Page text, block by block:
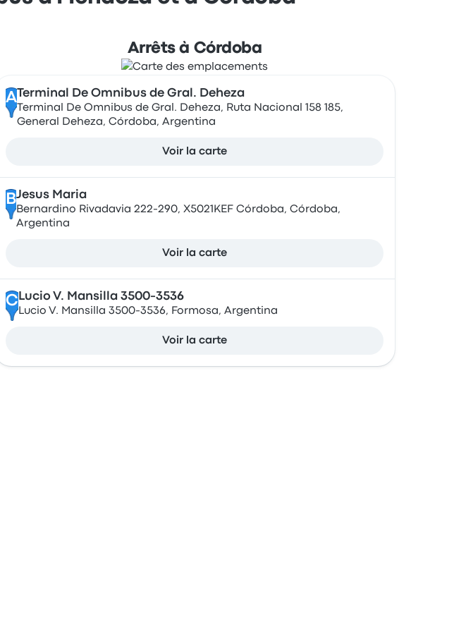
Arrêts à Córdoba
A Terminal De Omnibus de Gral. Deheza
Terminal De Omnibus de Gral. Deheza, Ruta Nacional 158 185,
General Deheza, Córdoba, Argentina
Voir la carte
BJesus Maria
Bernardino Rivadavia 222-290, X5021KEF Córdoba, Córdoba,
Argentina
Voir la carte
CLucio V. Mansilla 3500-3536
Lucio V. Mansilla 3500-3536, Formosa, Argentina
Voir la carte